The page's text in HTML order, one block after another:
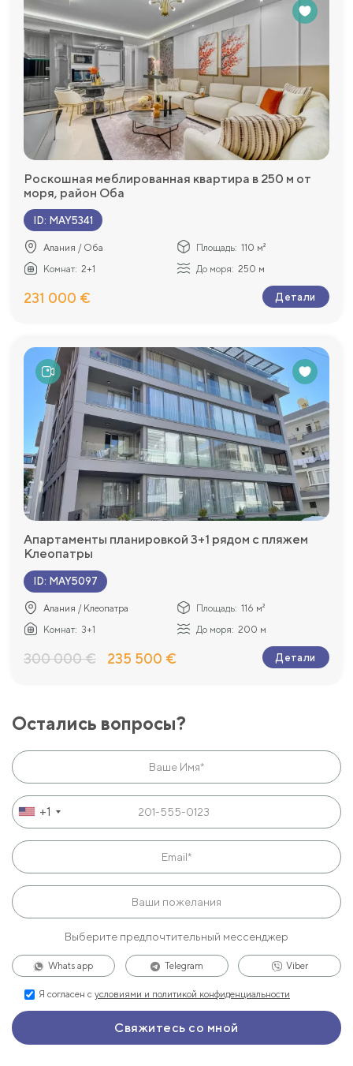
Роскошная меблированная квартира в 250 м от
моря, район Оба
ID: MAY5341
Алания / Оба Площадь: 110 м²
Комнат: 2+1 До моря: 250 м
231 000 € Детали
Апартаменты планировкой 3+1 рядом с пляжем
Клеопатры
ID: MAY5097
Алания / Клеопатра Площадь: 116 м²
Комнат: 3+1 До моря: 200 м
300 000 € 235 500 € Детали
Остались вопросы?
+1
Выберите предпочтительный мессенджер
Whats app Telegram Viber
Я согласен с условиями и политикой конфиденциальности